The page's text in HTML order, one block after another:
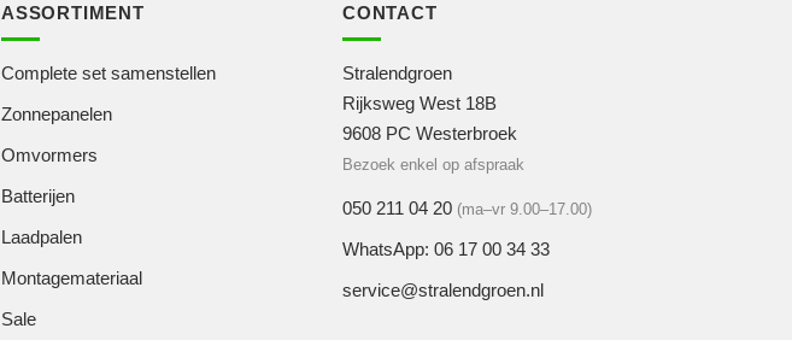
ASSORTIMENT
Complete set samenstellen
Zonnepanelen
Omvormers
Batterijen
Laadpalen
Montagemateriaal
Sale
CONTACT
Stralendgroen
Rijksweg West 18B
9608 PC Westerbroek
Bezoek enkel op afspraak
050 211 04 20 (ma–vr 9.00–17.00)
WhatsApp: 06 17 00 34 33
service@stralendgroen.nl